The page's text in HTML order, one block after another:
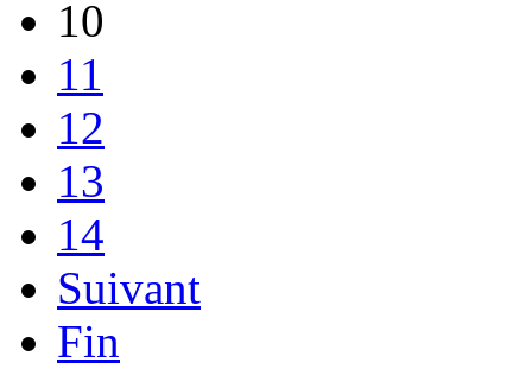
10
11
12
13
14
Suivant
Fin